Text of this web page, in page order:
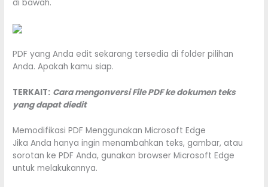
di bawah.
PDF yang Anda edit sekarang tersedia di folder pilihan
Anda. Apakah kamu siap.
TERKAIT: Cara mengonversi File PDF ke dokumen teks
yang dapat diedit
Memodifikasi PDF Menggunakan Microsoft Edge
Jika Anda hanya ingin menambahkan teks, gambar, atau
sorotan ke PDF Anda, gunakan browser Microsoft Edge
untuk melakukannya.